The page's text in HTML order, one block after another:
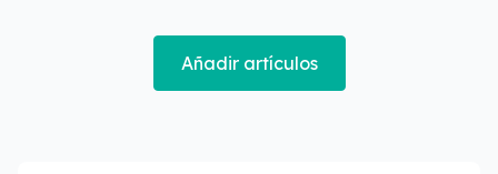
Añadir artículos